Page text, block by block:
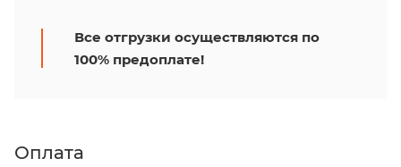
Все отгрузки осуществляются по
100% предоплате!
Оплата